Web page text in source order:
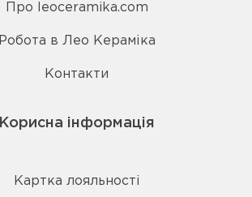
Про leoceramika.com
Робота в Лео Кераміка
Контакти
Корисна інформація
Картка лояльності